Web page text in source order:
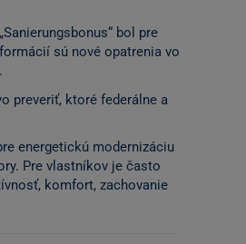
bol pre
sú nové opatrenia vo
preveriť, ktoré federálne a
energetickú modernizáciu
Pre vlastníkov je často
komfort, zachovanie